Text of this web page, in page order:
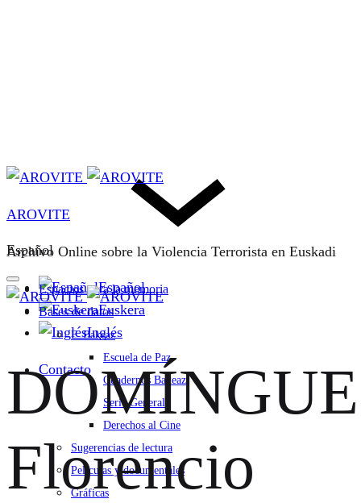
Español
Español
Euskera
Inglés
Contacto
AROVITE
Archivo Online sobre la Violencia Terrorista en Euskadi
Espacios para la memoria
Bases de datos
F. Bakeaz
Escuela de Paz
Cuadernos Bakeaz
Serie General
Derechos al Cine
Sugerencias de lectura
Películas y documentales
Gráficas
Florencio